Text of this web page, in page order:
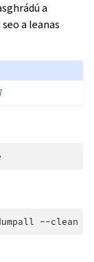
a
a leanas
--clean